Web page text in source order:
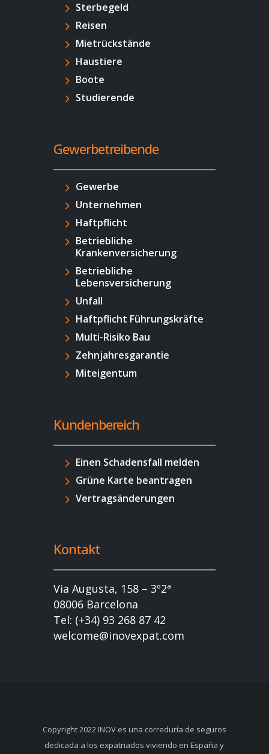
Sterbegeld
Reisen
Mietrückstände
Haustiere
Boote
Studierende
Gewerbetreibende
Gewerbe
Unternehmen
Haftpflicht
Betriebliche
Krankenversicherung
Betriebliche
Lebensversicherung
Unfall
Haftpflicht Führungskräfte
Multi-Risiko Bau
Zehnjahresgarantie
Miteigentum
Kundenbereich
Einen Schadensfall melden
Grüne Karte beantragen
Vertragsänderungen
Kontakt
Via Augusta, 158 – 3º2ª
08006 Barcelona
Tel: (+34) 93 268 87 42
welcome@inovexpat.com
Copyright 2022 INOV es una correduría de seguros
dedicada a los expatriados viviendo en España y